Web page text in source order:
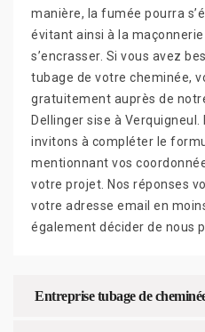
manière, la fumée pourra
évitant ainsi à la
s’encrasser. Si vous avez
tubage de votre cheminée,
gratuitement auprès de
Dellinger sise à Verquigneul.
invitons à compléter le
mentionnant vos
votre projet. Nos réponses
votre adresse email en
également décider de nous
Entreprise tubage de